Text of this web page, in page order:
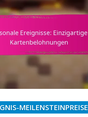
MEILENSTEINPREISE